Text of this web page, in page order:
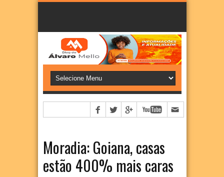
Moradia: Goiana, casas
estão 400% mais caras